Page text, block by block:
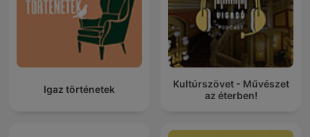
Igaz történetek
Kultúrszövet - Művészet
az éterben!